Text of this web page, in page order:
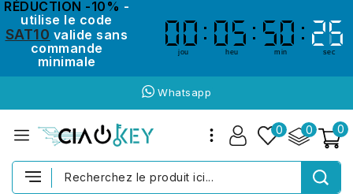
RÉDUCTION -10% -
utilise le code
SAT10 valide sans
commande
minimale
00
00
jou
05
05
heu
50
50
min
25
25
sec
Whatsapp
0
0
0